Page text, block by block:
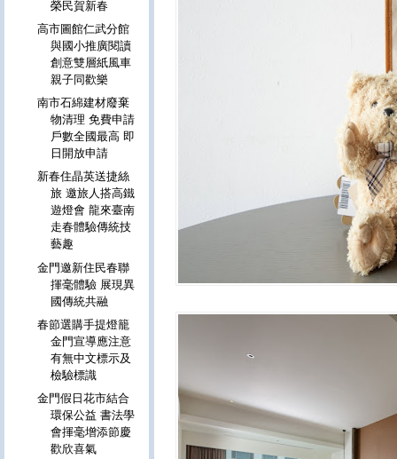
榮民賀新春
高市圖館仁武分館
與國小推廣閱讀
創意雙層紙風車
親子同歡樂
南市石綿建材廢棄
物清理 免費申請
戶數全國最高 即
日開放申請
新春住晶英送捷絲
旅 邀旅人搭高鐵
遊燈會 龍來臺南
走春體驗傳統技
藝趣
金門邀新住民春聯
揮毫體驗 展現異
國傳統共融
春節選購手提燈籠
金門宣導應注意
有無中文標示及
檢驗標識
金門假日花市結合
環保公益 書法學
會揮毫增添節慶
歡欣喜氣